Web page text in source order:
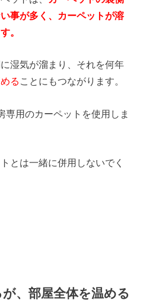
事が多く、カーペットが溶
。
湿気が溜まり、それを何年
る ことにもつながります。
専用のカーペットを使用しま
とは一緒に併用しないでく
、部屋全体を温める